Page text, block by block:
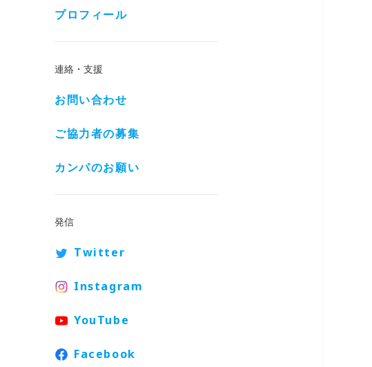
プロフィール
連絡・支援
お問い合わせ
ご協力者の募集
カンパのお願い
発信
Twitter
Instagram
YouTube
Facebook